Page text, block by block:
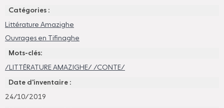
Catégories :
Littérature Amazighe
Ouvrages en Tifinaghe
Mots-clés:
/LITTÉRATURE AMAZIGHE/ /CONTE/
Date d'inventaire :
24/10/2019